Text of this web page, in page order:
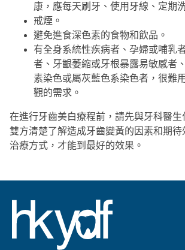
康，應每天刷牙、使用牙線、定期
戒煙。
避免進食深色素的食物和飲品。
有全身系統性疾病者、孕婦或哺乳
者、牙齦萎縮或牙根暴露易敏感者
素染色或屬灰藍色系染色者，很難
觀的需求。
在進行牙齒美白療程前，請先與牙科醫
雙方清楚了解造成牙齒變黃的因素和期待
治療方式，才能到最好的效果。